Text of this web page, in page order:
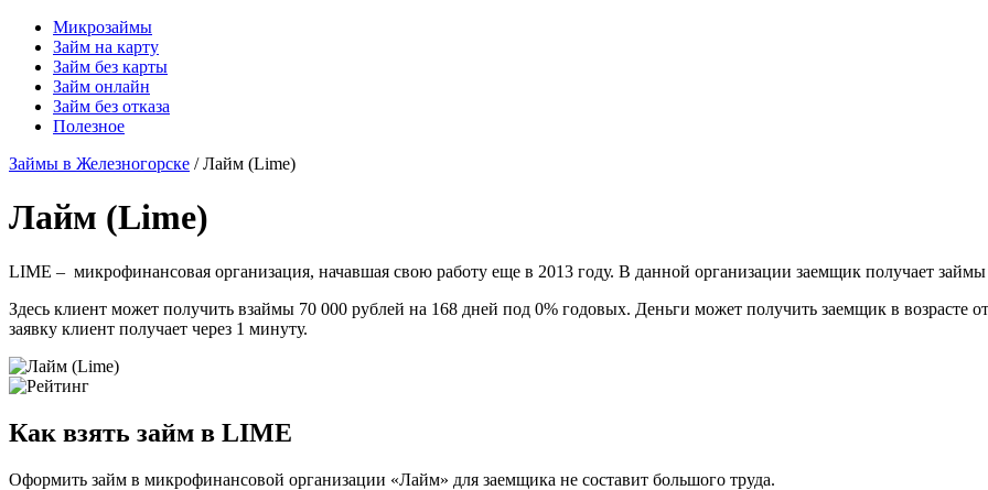
Микрозаймы
Займ на карту
Займ без карты
Займ онлайн
Займ без отказа
Полезное
Займы в Железногорске / Лайм (Lime)
Лайм (Lime)
LIME – микрофинансовая организация, начавшая свою работу еще в 2013 году. В данной организации заемщик получает
Здесь клиент может получить взаймы 70 000 рублей на 168 дней под 0% годовых. Деньги может получить заемщик в возрасте
заявку клиент получает через 1 минуту.
Как взять займ в LIME
Оформить займ в микрофинансовой организации «Лайм» для заемщика не составит большого труда.